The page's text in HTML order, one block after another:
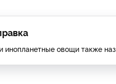
инопланетные овощи также